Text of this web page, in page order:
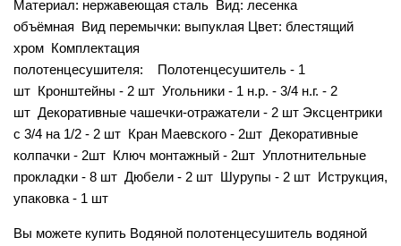
Материал: нержавеющая сталь Вид: лесенка
объёмная Вид перемычки: выпуклая Цвет: блестящий
хром Комплектация
полотенцесушителя: Полотенцесушитель - 1
шт Кронштейны - 2 шт Угольники - 1 н.р. - 3/4 н.г. - 2
шт Декоративные чашечки-отражатели - 2 шт Эксцентрики
с 3/4 на 1/2 - 2 шт Кран Маевского - 2шт Декоративные
колпачки - 2шт Ключ монтажный - 2шт Уплотнительные
прокладки - 8 шт Дюбели - 2 шт Шурупы - 2 шт Иструкция,
упаковка - 1 шт
Вы можете купить Водяной полотенцесушитель водяной